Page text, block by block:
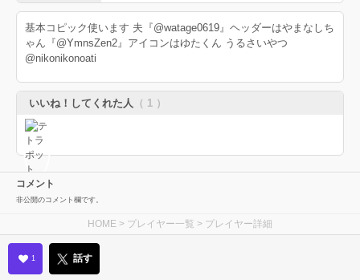
基本コピック使います 夫『@watage0619』ヘッダーはやまなしち
ゃん『@YmnsZen2』アイコンはゆたくん うるさいやつ
@nikonikonoati
いいね！してくれた人 （ 1 ）
コメント
非公開のコメント欄です。
HOME > プレイヤー一覧 > プレイヤー詳細
1 話す